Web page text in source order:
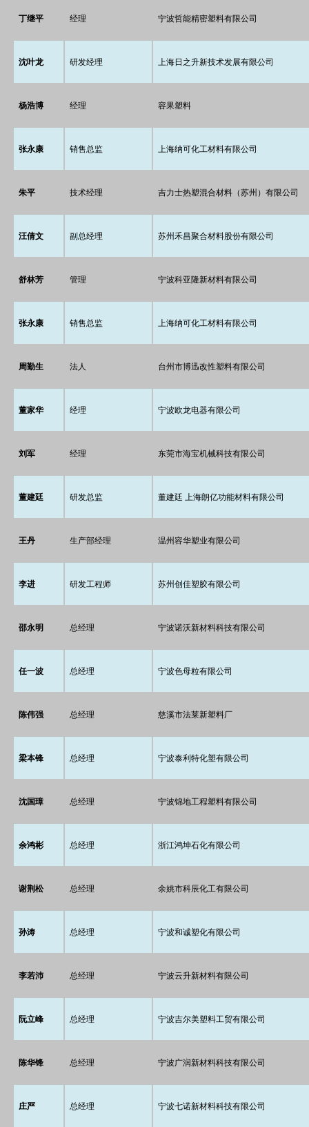
丁继平 经理 宁波哲能精密塑料有限公司
沈叶龙 研发经理 上海日之升新技术发展有限公司
杨浩博 经理 容果塑料
张永康 销售总监 上海纳可化工材料有限公司
朱平 技术经理 吉力士热塑混合材料（苏州）有限公司
汪倩文 副总经理 苏州禾昌聚合材料股份有限公司
舒林芳 管理 宁波科亚隆新材料有限公司
张永康 销售总监 上海纳可化工材料有限公司
周勤生 法人 台州市博迅改性塑料有限公司
董家华 经理 宁波欧龙电器有限公司
刘军 经理 东莞市海宝机械科技有限公司
董建廷 研发总监 董建廷 上海朗亿功能材料有限公司
王丹 生产部经理 温州容华塑业有限公司
李进 研发工程师 苏州创佳塑胶有限公司
邵永明 总经理 宁波诺沃新材料科技有限公司
任一波 总经理 宁波色母粒有限公司
陈伟强 总经理 慈溪市法莱新塑料厂
梁本锋 总经理 宁波泰利特化塑有限公司
沈国璋 总经理 宁波锦地工程塑料有限公司
余鸿彬 总经理 浙江鸿坤石化有限公司
谢荆松 总经理 余姚市科辰化工有限公司
孙涛 总经理 宁波和诚塑化有限公司
李若沛 总经理 宁波云升新材料有限公司
阮立峰 总经理 宁波吉尔美塑料工贸有限公司
陈华锋 总经理 宁波广润新材料科技有限公司
庄严 总经理 宁波七诺新材料科技有限公司